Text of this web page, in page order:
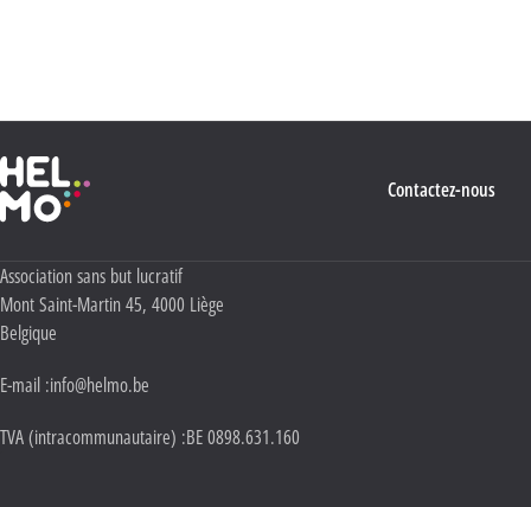
Haute École Libre Mosane
Contactez-nous
Adresse :
Association sans but lucratif
Mont Saint-Martin 45, 4000 Liège
Belgique
E-mail :info@helmo.be
TVA (intracommunautaire) :BE 0898.631.160